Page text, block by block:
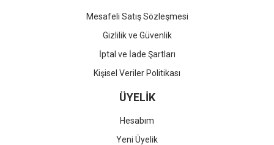
Mesafeli Satış Sözleşmesi
Gizlilik ve Güvenlik
İptal ve İade Şartları
Kişisel Veriler Politikası
ÜYELİK
Hesabım
Yeni Üyelik